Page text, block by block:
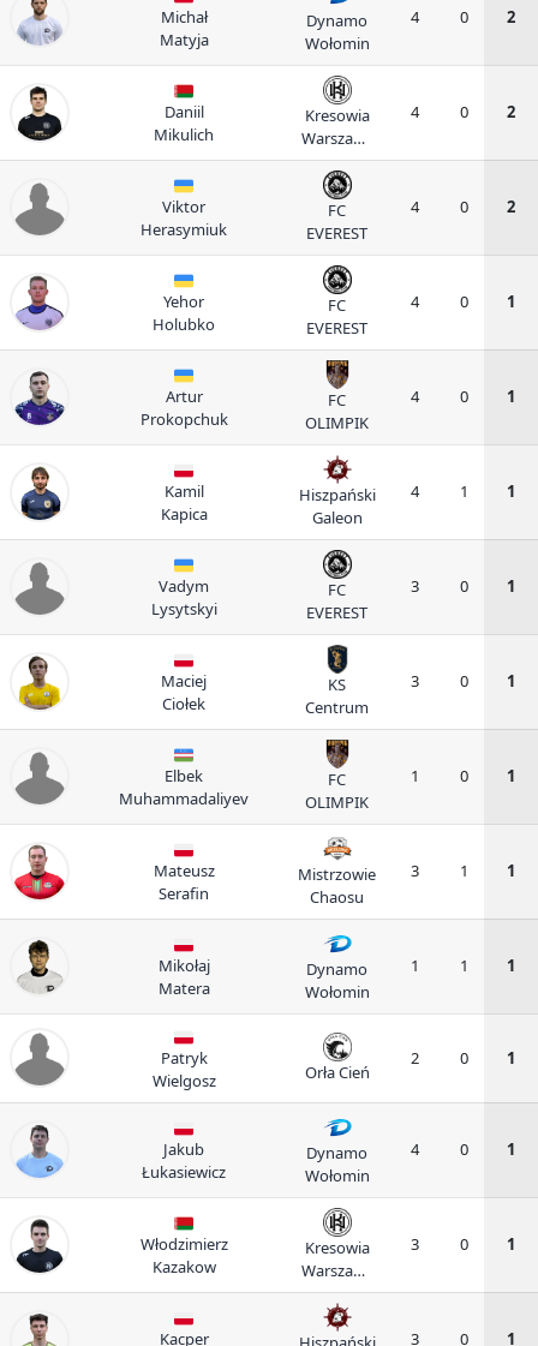
Michał
Matyja
Dynamo
Wołomin
4 0 2
Daniil
Mikulich
Kresowia
Warszawa
II
4 0 2
Viktor
Herasymiuk
FC
EVEREST
4 0 2
Yehor
Holubko
FC
EVEREST
4 0 1
Artur
Prokopchuk
FC
OLIMPIK
4 0 1
Kamil
Kapica
Hiszpański
Galeon
4 1 1
Vadym
Lysytskyi
FC
EVEREST
3 0 1
Maciej
Ciołek
KS
Centrum
3 0 1
Elbek
Muhammadaliyev
FC
OLIMPIK
1 0 1
Mateusz
Serafin
Mistrzowie
Chaosu
3 1 1
Mikołaj
Matera
Dynamo
Wołomin
1 1 1
Patryk
Wielgosz
Orła Cień
2 0 1
Jakub
Łukasiewicz
Dynamo
Wołomin
4 0 1
Włodzimierz
Kazakow
Kresowia
Warszawa
II
3 0 1
Kacper
3 0 1